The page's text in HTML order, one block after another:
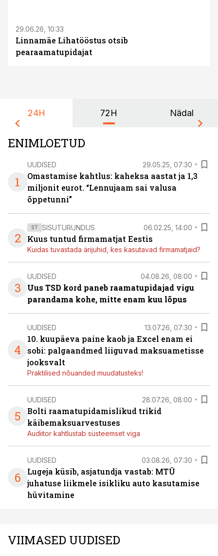
29.06.26, 10:33
Linnamäe Lihatööstus otsib
pearaamatupidajat
24H 72H Nädal
ENIMLOETUD
1
UUDISED 29.05.25, 07:30
Omastamise kahtlus: kaheksa aastat ja 1,3
miljonit eurot. “Lennujaam sai valusa
õppetunni”
2
ST SISUTURUNDUS 06.02.25, 14:00
Kuus tuntud firmamatjat Eestis
Kuidas tuvastada ärijuhid, kes kasutavad firmamatjaid?
3
UUDISED 04.08.26, 08:00
Uus TSD kord paneb raamatupidajad vigu
parandama kohe, mitte enam kuu lõpus
4
UUDISED 13.07.26, 07:30
10. kuupäeva paine kaob ja Excel enam ei
sobi: palgaandmed liiguvad maksuametisse
jooksvalt
Praktilised nõuanded muudatusteks!
5
UUDISED 28.07.26, 08:00
Bolti raamatupidamislikud trikid
käibemaksuarvestuses
Audiitor kahtlustab süsteemset viga
6
UUDISED 03.08.26, 07:30
Lugeja küsib, asjatundja vastab: MTÜ
juhatuse liikmele isikliku auto kasutamise
hüvitamine
VIIMASED UUDISED